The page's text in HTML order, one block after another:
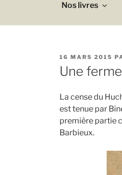
Nos livres
PUBLIÉ
LE
16 MARS 2015
Une
La cense du
est tenue par
première partie
Barbieux.